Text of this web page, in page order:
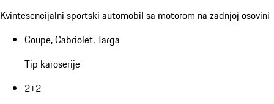
Kvintesencijalni sportski automobil sa motorom na zadnjoj osovini
Coupe, Cabriolet, Targa
Tip karoserije
2+2